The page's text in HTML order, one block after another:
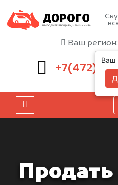
Ваш регион:
+7(472)
Продать
Ваш